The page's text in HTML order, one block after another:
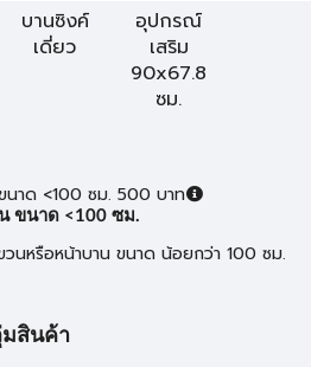
บานซิงค์
เดี่ยว
อุปกรณ์
เสริม
90x67.8
ซม.
าด <100 ซม. 500 บาท
ขนาด <100 ซม.
นหรือหน้าบาน ขนาด น้อยกว่า 100 ซม.
มสินค้า